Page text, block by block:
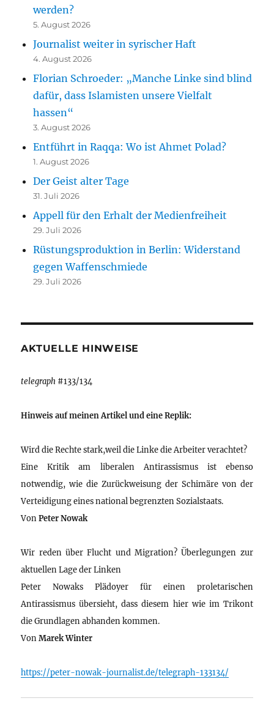
werden?
5. August 2026
Journalist weiter in syrischer Haft
4. August 2026
Florian Schroeder: „Manche Linke sind blind
dafür, dass Islamisten unsere Vielfalt
hassen“
3. August 2026
Entführt in Raqqa: Wo ist Ahmet Polad?
1. August 2026
Der Geist alter Tage
31. Juli 2026
Appell für den Erhalt der Medienfreiheit
29. Juli 2026
Rüstungsproduktion in Berlin: Widerstand
gegen Waffenschmiede
29. Juli 2026
AKTUELLE HINWEISE
telegraph #133/134
Hinweis auf meinen Artikel und eine Replik:
Wird die Rechte stark,weil die Linke die Arbeiter verachtet?
Eine Kritik am liberalen Antirassismus ist ebenso
notwendig, wie die Zurückweisung der Schimäre von der
Verteidigung eines national begrenzten Sozialstaats.
VonPeter Nowak
Wir reden über Flucht und Migration? Überlegungen zur
aktuellen Lage der Linken
Peter Nowaks Plädoyer für einen proletarischen
Antirassismus übersieht, dass diesem hier wie im Trikont
die Grundlagen abhanden kommen.
VonMarek Winter
https://peter-nowak-journalist.de/telegraph-133134/